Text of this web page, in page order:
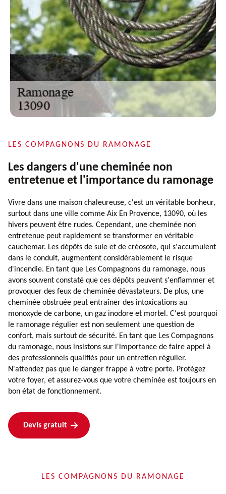
LES COMPAGNONS DU RAMONAGE
Les dangers d'une cheminée non
entretenue et l'importance du ramonage
Vivre dans une maison chaleureuse, c'est un véritable bonheur,
surtout dans une ville comme Aix En Provence, 13090, où les
hivers peuvent être rudes. Cependant, une cheminée non
entretenue peut rapidement se transformer en véritable
cauchemar. Les dépôts de suie et de créosote, qui s'accumulent
dans le conduit, augmentent considérablement le risque
d'incendie. En tant que Les Compagnons du ramonage, nous
avons souvent constaté que ces dépôts peuvent s'enflammer et
provoquer des feux de cheminée dévastateurs. De plus, une
cheminée obstruée peut entraîner des intoxications au
monoxyde de carbone, un gaz inodore et mortel. C'est pourquoi
le ramonage régulier est non seulement une question de
confort, mais surtout de sécurité. En tant que Les Compagnons
du ramonage, nous insistons sur l'importance de faire appel à
des professionnels qualifiés pour un entretien régulier.
N'attendez pas que le danger frappe à votre porte. Protégez
votre foyer, et assurez-vous que votre cheminée est toujours en
bon état de fonctionnement.
Devis gratuit
LES COMPAGNONS DU RAMONAGE